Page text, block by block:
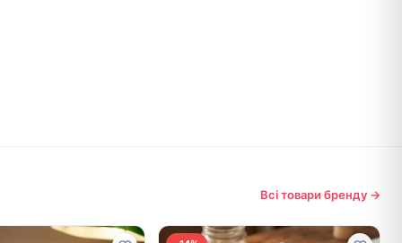
Всі товари бренду →